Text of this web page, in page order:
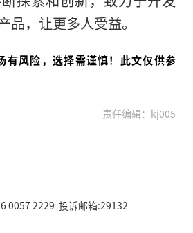
品，让更多人受益。
有风险，选择需谨慎！此文仅供参
责任编辑：kj005
0057 2229 投诉邮箱:29132